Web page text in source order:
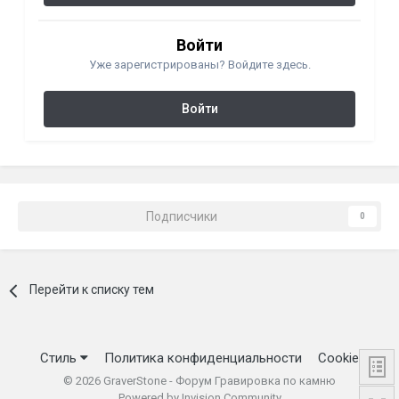
Войти
Уже зарегистрированы? Войдите здесь.
Войти
Подписчики 0
Перейти к списку тем
Стиль Политика конфиденциальности Cookie
© 2026 GraverStone - Форум Гравировка по камню